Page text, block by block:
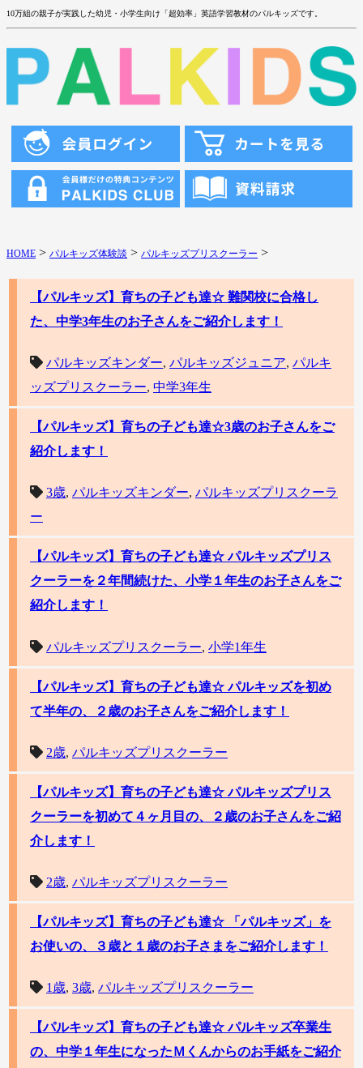
10万組の親子が実践した幼児・小学生向け「超効率」英語学習教材のパルキッズです。
HOME > パルキッズ体験談 > パルキッズプリスクーラー >
【パルキッズ】育ちの子ども達☆ 難関校に合格し
た、中学3年生のお子さんをご紹介します！
パルキッズキンダー, パルキッズジュニア, パルキ
ッズプリスクーラー, 中学3年生
【パルキッズ】育ちの子ども達☆3歳のお子さんをご
紹介します！
3歳, パルキッズキンダー, パルキッズプリスクーラ
ー
【パルキッズ】育ちの子ども達☆ パルキッズプリス
クーラーを２年間続けた、小学１年生のお子さんをご
紹介します！
パルキッズプリスクーラー, 小学1年生
【パルキッズ】育ちの子ども達☆ パルキッズを初め
て半年の、２歳のお子さんをご紹介します！
2歳, パルキッズプリスクーラー
【パルキッズ】育ちの子ども達☆ パルキッズプリス
クーラーを初めて４ヶ月目の、２歳のお子さんをご紹
介します！
2歳, パルキッズプリスクーラー
【パルキッズ】育ちの子ども達☆ 「パルキッズ」を
お使いの、３歳と１歳のお子さまをご紹介します！
1歳, 3歳, パルキッズプリスクーラー
【パルキッズ】育ちの子ども達☆ パルキッズ卒業生
の、中学１年生になったＭくんからのお手紙をご紹介